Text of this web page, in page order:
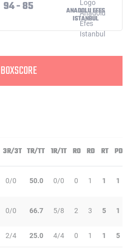
94 - 85
ANADOLU EFES
ISTANBUL
BOXSCORE
3R/3T TR/TT 1R/1T RO RD RT PD
0/0 50.0 0/0 0 1 1 1
0/0 66.7 5/8 2 3 5 1
2/4 25.0 4/4 0 1 1 5